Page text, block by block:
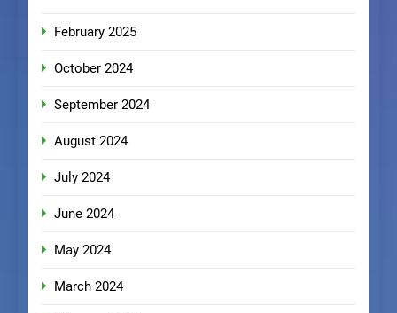
February 2025
October 2024
September 2024
August 2024
July 2024
June 2024
May 2024
March 2024